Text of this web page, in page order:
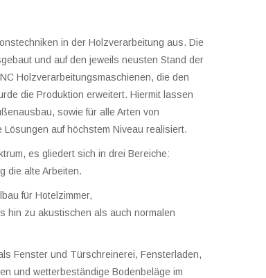
in der Holzverarbeitung aus. Die
und auf den jeweils neusten Stand der
Holzverarbeitungsmaschienen, die den
die Produktion erweitert. Hiermit lassen
sowie für alle Arten von
auf höchstem Niveau realisiert.
es gliedert sich in drei Bereiche:
die alte Arbeiten.
für Hotelzimmer,
hin zu akustischen als auch normalen
Fenster und Türschreinerei, Fensterladen,
und wetterbeständige Bodenbeläge im